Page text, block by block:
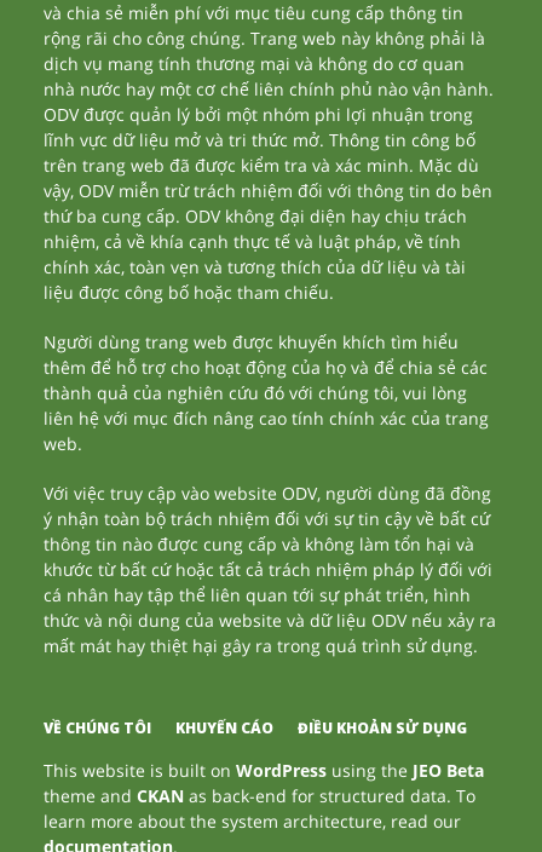
và chia sẻ miễn phí với mục tiêu cung cấp thông tin
rộng rãi cho công chúng. Trang web này không phải là
dịch vụ mang tính thương mại và không do cơ quan
nhà nước hay một cơ chế liên chính phủ nào vận hành.
ODV được quản lý bởi một nhóm phi lợi nhuận trong
lĩnh vực dữ liệu mở và tri thức mở. Thông tin công bố
trên trang web đã được kiểm tra và xác minh. Mặc dù
vậy, ODV miễn trừ trách nhiệm đối với thông tin do bên
thứ ba cung cấp. ODV không đại diện hay chịu trách
nhiệm, cả về khía cạnh thực tế và luật pháp, về tính
chính xác, toàn vẹn và tương thích của dữ liệu và tài
liệu được công bố hoặc tham chiếu.
Người dùng trang web được khuyến khích tìm hiểu
thêm để hỗ trợ cho hoạt động của họ và để chia sẻ các
thành quả của nghiên cứu đó với chúng tôi, vui lòng
liên hệ với mục đích nâng cao tính chính xác của trang
web.
Với việc truy cập vào website ODV, người dùng đã đồng
ý nhận toàn bộ trách nhiệm đối với sự tin cậy về bất cứ
thông tin nào được cung cấp và không làm tổn hại và
khước từ bất cứ hoặc tất cả trách nhiệm pháp lý đối với
cá nhân hay tập thể liên quan tới sự phát triển, hình
thức và nội dung của website và dữ liệu ODV nếu xảy ra
mất mát hay thiệt hại gây ra trong quá trình sử dụng.
VỀ CHÚNG TÔI KHUYẾN CÁO ĐIỀU KHOẢN SỬ DỤNG
This website is built onWordPress using the JEO Beta
theme andCKAN as back-end for structured data. To
learn more about the system architecture, read our
documentation.